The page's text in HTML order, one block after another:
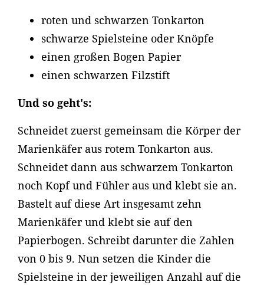
roten und schwarzen Tonkarton
schwarze Spielsteine oder Knöpfe
einen großen Bogen Papier
einen schwarzen Filzstift
Und so geht's:
Schneidet zuerst gemeinsam die Körper der
Marienkäfer aus rotem Tonkarton aus.
Schneidet dann aus schwarzem Tonkarton
noch Kopf und Fühler aus und klebt sie an.
Bastelt auf diese Art insgesamt zehn
Marienkäfer und klebt sie auf den
Papierbogen. Schreibt darunter die Zahlen
von 0 bis 9. Nun setzen die Kinder die
Spielsteine in der jeweiligen Anzahl auf die